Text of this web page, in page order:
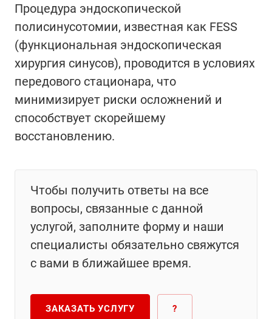
Процедура эндоскопической
полисинусотомии, известная как FESS
(функциональная эндоскопическая
хирургия синусов), проводится в условиях
передового стационара, что
минимизирует риски осложнений и
способствует скорейшему
восстановлению.
Чтобы получить ответы на все
вопросы, связанные с данной
услугой, заполните форму и наши
специалисты обязательно свяжутся
с вами в ближайшее время.
ЗАКАЗАТЬ УСЛУГУ ?